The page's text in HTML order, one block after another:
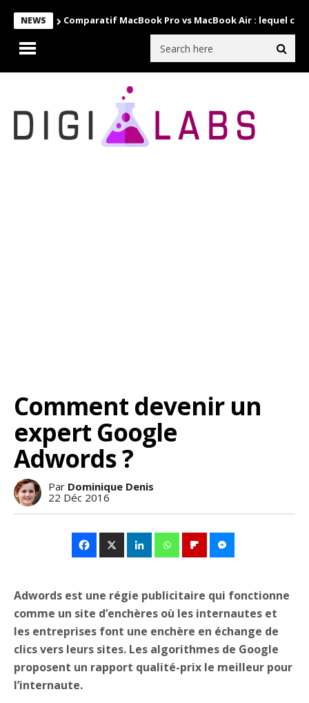
NEWS Comparatif MacBook Pro vs MacBook Air : lequel
Comment devenir un
expert Google
Adwords ?
Par Dominique Denis
22 Déc 2016
Adwords est une régie publicitaire qui fonctionne
comme un site d’enchères où les internautes et
les entreprises font une enchère en échange de
clics vers leurs sites. Les algorithmes de Google
proposent un rapport qualité-prix le meilleur pour
l’internaute.